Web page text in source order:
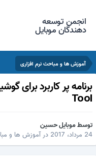
انجمن توسعه
دهندگان موبایل
آموزش ها و مباحث نرم افزاری
موبایل حسین
2017
درآموزش ها و